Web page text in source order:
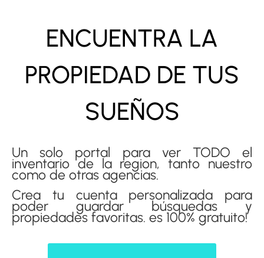
ENCUENTRA LA
PROPIEDAD DE TUS
SUEÑOS
Un solo portal para ver TODO el
inventario de la region, tanto nuestro
como de otras agencias.
Crea tu cuenta personalizada para
poder guardar búsquedas y
propiedades favoritas. es 100% gratuito!